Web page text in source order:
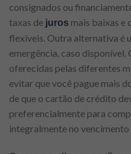
consignados ou
taxas de juros mais baixas e
flexíveis. Outra alternativa é
emergência, caso disponível.
oferecidas pelas diferentes
evitar que você pague mais
de que o cartão de crédito
preferencialmente para
integralmente no vencimento